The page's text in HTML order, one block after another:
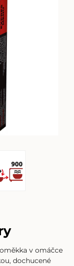
v omáčce
dochucené